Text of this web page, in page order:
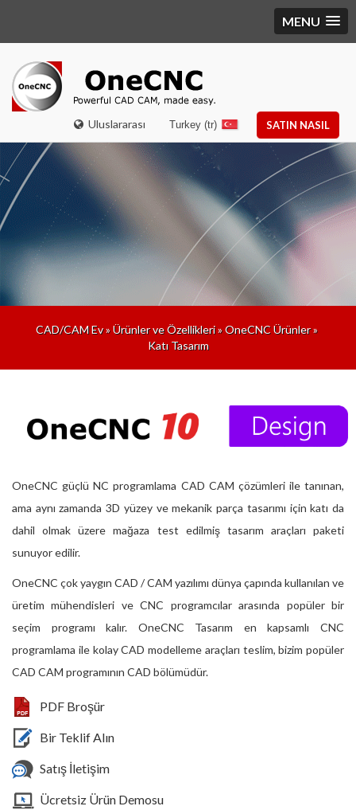
MENU
Uluslararası SATIN NASIL
Turkey (tr)
CAD/CAM Ev»Ürünler ve Özellikleri»OneCNC Ürünler»
Katı Tasarım
OneCNC güçlü NC programlama CAD CAM çözümleri ile tanınan,
ama aynı zamanda 3D yüzey ve mekanik parça tasarımı için katı da
dahil olmak üzere mağaza test edilmiş tasarım araçları paketi
sunuyor edilir.
OneCNC çok yaygın CAD / CAM yazılımı dünya çapında kullanılan ve
üretim mühendisleri ve CNC programcılar arasında popüler bir
seçim programı kalır. OneCNC Tasarım en kapsamlı CNC
programlama ile kolay CAD modelleme araçları teslim, bizim popüler
CAD CAM programının CAD bölümüdür.
PDF Broşür
Bir Teklif Alın
Satış İletişim
Ücretsiz Ürün Demosu